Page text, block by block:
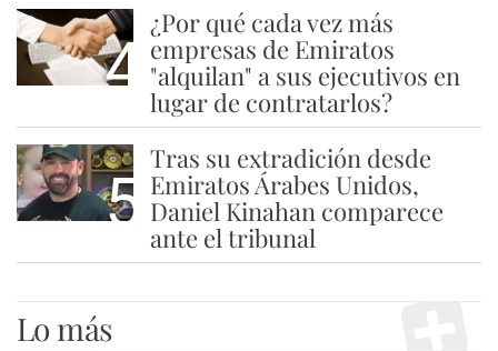
4
¿Por qué cada vez más
empresas de Emiratos
"alquilan" a sus ejecutivos en
lugar de contratarlos?
5
Tras su extradición desde
Emiratos Árabes Unidos,
Daniel Kinahan comparece
ante el tribunal
Lo más